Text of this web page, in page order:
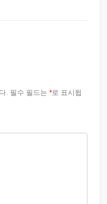
. 필수 필드는 *로 표시됩